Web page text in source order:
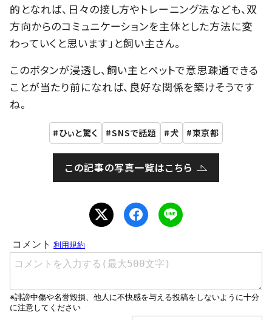
的となれば、日々の接し方やトレーニング法なども、双
方向からのコミュニケーションを主体とした方法に変
わっていくと思います」と飼い主さん。
このボタンが浸透し、飼い主とペットで意思疎通できる
ことが当たり前になれば、良好な関係を築けそうです
ね。
ひぃと驚く SNSで話題 犬 東京都
この記事の写真一覧はこちら